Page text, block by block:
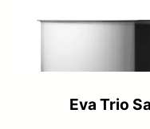
Eva Trio